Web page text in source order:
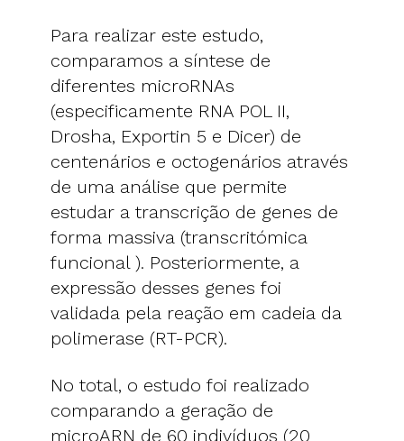
Para realizar este estudo,
comparamos a síntese de
diferentes microRNAs
(especificamente RNA POL II,
Drosha, Exportin 5 e Dicer) de
centenários e octogenários através
de uma análise que permite
estudar a transcrição de genes de
forma massiva (transcritómica
funcional ). Posteriormente, a
expressão desses genes foi
validada pela reação em cadeia da
polimerase (RT-PCR).
No total, o estudo foi realizado
comparando a geração de
microARN de 60 indivíduos (20